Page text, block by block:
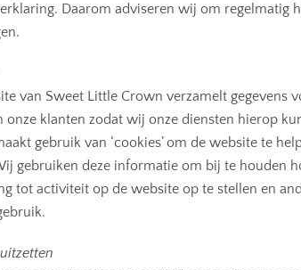
Daarom adviseren wij om regelmatig
van Sweet Little Crown verzamelt
onze klanten zodat wij onze diensten hierop
gebruik van ‘cookies’ om de website te
gebruiken deze informatie om bij te houden
tot activiteit op de website op te stellen en